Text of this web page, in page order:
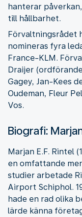
hanterar
till hållbarhet.
Förvaltningsrådet
nomineras fyra
France-KLM.
Draijer
Gagey, Jan-Kees
Oudeman, Fleur
Vos.
Biografi:
Marjan E.F. Rintel
en omfattande
studier arbetade
Airport Schiphol.
hade en rad olika
lärde känna